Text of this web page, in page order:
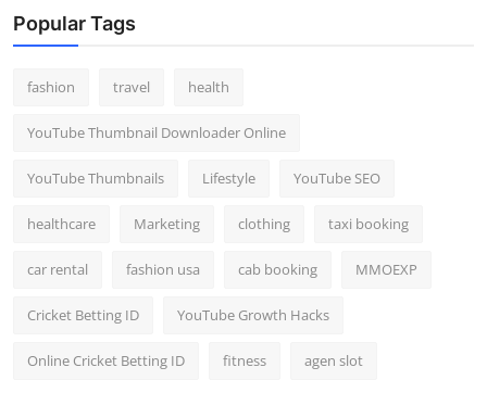
Popular Tags
fashion travel health
YouTube Thumbnail Downloader Online
YouTube Thumbnails Lifestyle YouTube SEO
healthcare Marketing clothing taxi booking
car rental fashion usa cab booking MMOEXP
Cricket Betting ID YouTube Growth Hacks
Online Cricket Betting ID fitness agen slot